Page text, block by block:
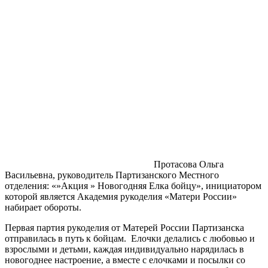
Протасова Ольга
Васильевна, руководитель Партизанского Местного
отделения: «»Акция » Новогодняя Елка бойцу», инициатором
которой является Академия рукоделия «Матери России»
набирает обороты.
Первая партия рукоделия от Матерей России Партизанска
отправилась в путь к бойцам. Елочки делались с любовью и
взрослыми и детьми, каждая индивидуально нарядилась в
новогоднее настроение, а вместе с елочками и посылки со